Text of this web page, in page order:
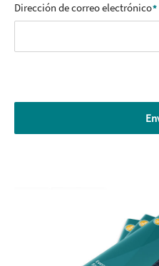
Dirección de correo electrónico